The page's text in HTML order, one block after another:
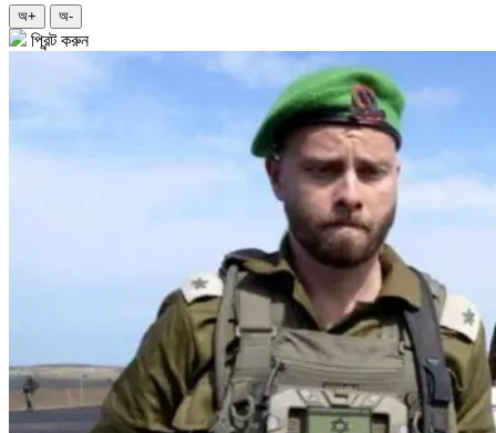
অ+ অ-
প্রিন্ট করুন